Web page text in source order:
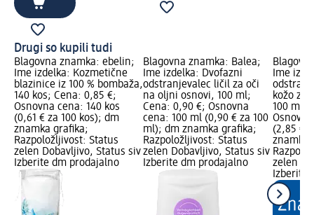
Drugi so kupili tudi
Blagovna znamka: ebelin;
Ime izdelka: Kozmetične
blazinice iz 100 % bombaža,
140 kos; Cena: 0,85 €;
Osnovna cena: 140 kos
(0,61 € za 100 kos); dm
znamka grafika;
Razpoložljivost: Status
zelen Dobavljivo, Status siv
Izberite dm prodajalno
Blagovna znamka: Balea;
Ime izdelka: Dvofazni
odstranjevalec ličil za oči
na oljni osnovi, 100 ml;
Cena: 0,90 €; Osnovna
cena: 100 ml (0,90 € za 100
ml); dm znamka grafika;
Razpoložljivost: Status
zelen Dobavljivo, Status siv
Izberite dm prodajalno
Ime
kožo z
100 ml;
(2,85 €
znamka
zelen
Izberite